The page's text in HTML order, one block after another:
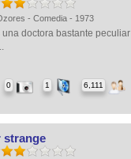
- Comedia - 1973
una doctora bastante peculiar
0 1 6,111
strange